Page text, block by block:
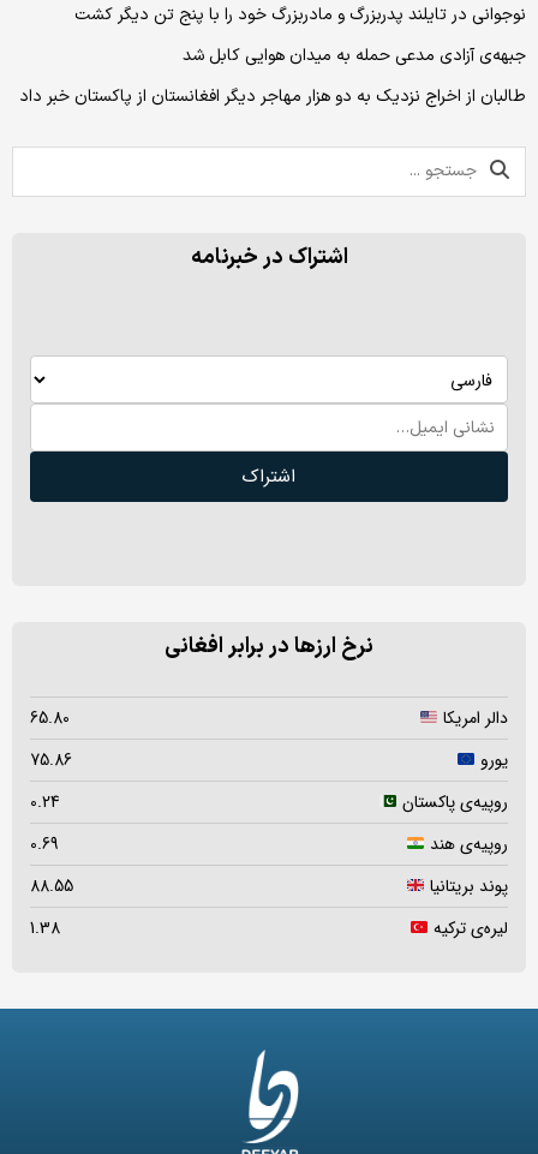
نوجوانی در تایلند پدربزرگ و مادربزرگ خود را با پنج تن دیگر کشت
جبهه‌ی آزادی مدعی حمله به میدان هوایی کابل شد
طالبان از اخراج نزدیک به دو هزار مهاجر دیگر افغانستان از پاکستان خبر داد
اشتراک در خبرنامه
اشتراک
نرخ ارزها در برابر افغانی
دالر امریکا
65.80
یورو
75.86
روپیه‌ی پاکستان
0.24
روپیه‌ی هند
0.69
پوند بریتانیا
88.55
لیره‌ی ترکیه
1.38